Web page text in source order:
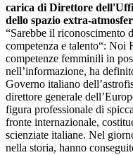
carica di Direttore
dello spazio extra-
“Sarebbe il riconoscimento
competenza e talento“: Noi
competenze femminili in
nell’informazione, ha
Governo italiano
direttore generale
figura professionale di
fronte internazionale,
scienziate italiane. Nel
nella storia, hanno